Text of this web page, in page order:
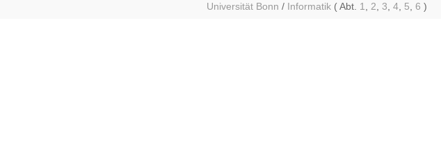
Universität Bonn / Informatik ( Abt. 1, 2, 3, 4, 5, 6 )